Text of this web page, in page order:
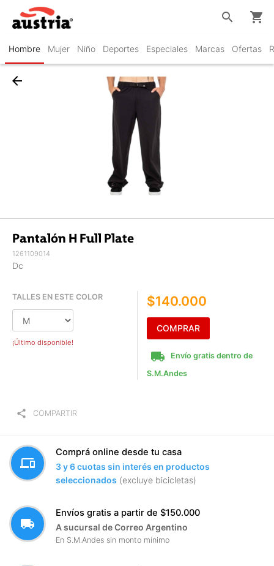
Hombre Mujer Niño Deportes Especiales Marcas Ofertas
search shopping_cart
arrow_back
Pantalón H Full Plate
1261109014
Dc
TALLES EN ESTE COLOR
¡Último disponible!
$140.000
COMPRAR
local_shipping
Envío gratis dentro de
S.M.Andes
share COMPARTIR
devices
Comprá online desde tu casa
3 y 6 cuotas sin interés en productos
seleccionados (excluye bicicletas)
local_shipping
Envíos gratis a partir de $150.000
A sucursal de Correo Argentino
En S.M.Andes sin monto mínimo